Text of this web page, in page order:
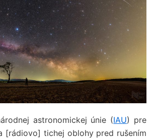
astronomickej únie (IAU) pre
[rádiovo] tichej oblohy pred rušením